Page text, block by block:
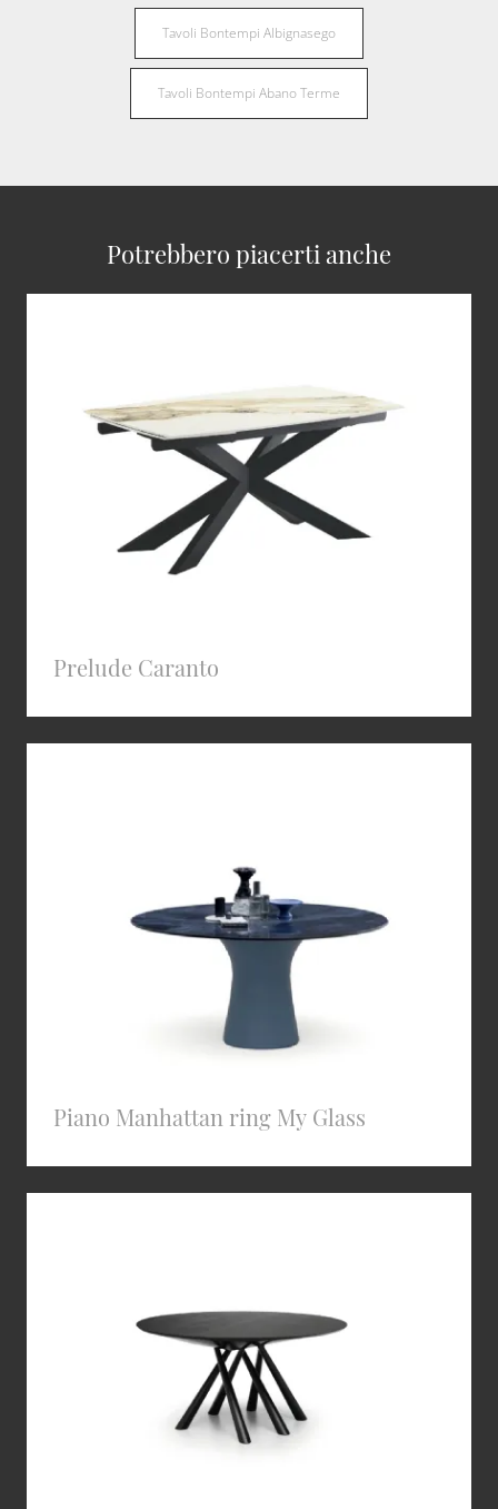
Tavoli Bontempi Albignasego
Tavoli Bontempi Abano Terme
Potrebbero piacerti anche
Prelude Caranto
Piano Manhattan ring My Glass